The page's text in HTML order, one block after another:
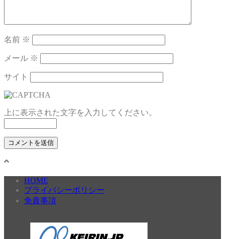
名前 ※
メール ※
サイト
上に表示された文字を入力してください。
HOME
プライバシーポリシー
免責事項